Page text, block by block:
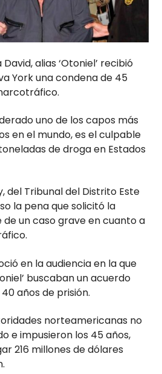
alias ‘Otoniel’ recibió
York una condena de 45
uno de los capos más
en el mundo, es el culpable
de droga en Estados
del Tribunal del Distrito Este
la pena que solicitó la
un caso grave en cuanto a
en la audiencia en la que
buscaban un acuerdo
años de prisión.
norteamericanas no
e impusieron los 45 años,
216 millones de dólares